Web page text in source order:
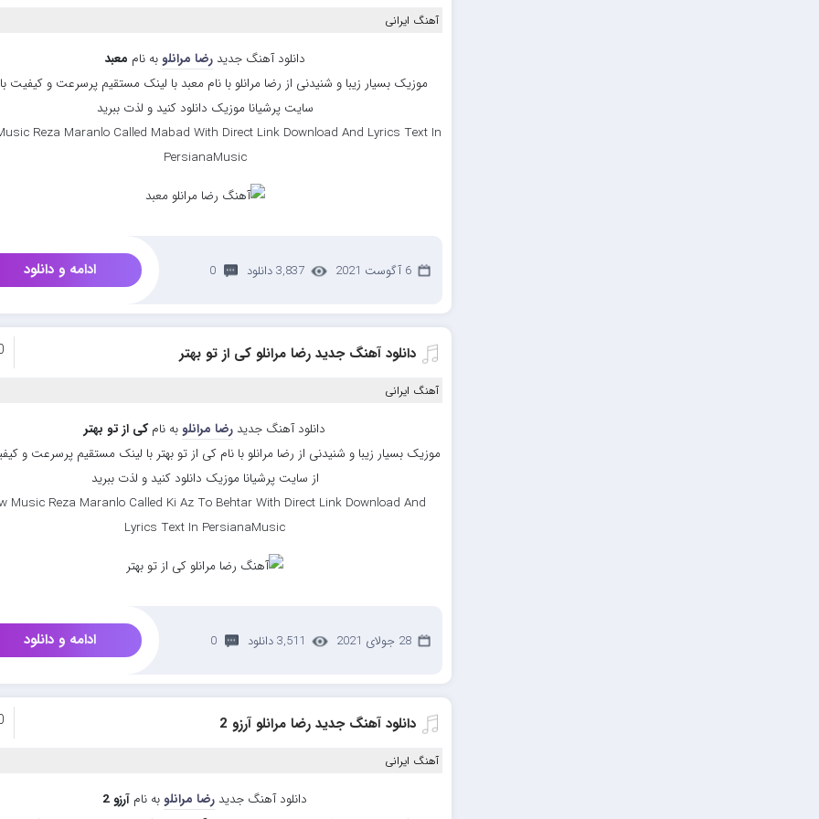
آهنگ ایرانی
دانلود آهنگ جدید رضا مرانلو به نام معبد
موزیک بسیار زیبا و شنیدنی از رضا مرانلو با نام معبد با لینک مستقیم پرسرعت و کیفیت
سایت پرشیانا موزیک دانلود کنید و لذت ببرید
Reza Maranlo Called Mabad With Direct Link Download And Lyrics Text In
PersianaMusic
6 آگوست 2021 3,837 دانلود 0 ادامه و دانلود
دانلود آهنگ جدید رضا مرانلو کی از تو بهتر
آهنگ ایرانی
دانلود آهنگ جدید رضا مرانلو به نام کی از تو بهتر
موزیک بسیار زیبا و شنیدنی از رضا مرانلو با نام کی از تو بهتر با لینک مستقیم پرسرعت و
از سایت پرشیانا موزیک دانلود کنید و لذت ببرید
Music Reza Maranlo Called Ki Az To Behtar With Direct Link Download And
Lyrics Text In PersianaMusic
28 جولای 2021 3,511 دانلود 0 ادامه و دانلود
دانلود آهنگ جدید رضا مرانلو آرزو 2
آهنگ ایرانی
دانلود آهنگ جدید رضا مرانلو به نام آرزو 2